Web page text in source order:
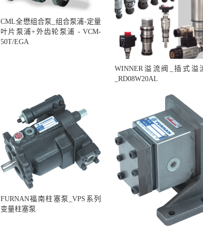
CML全懋组合泵_组合泵浦-定量
叶片泵浦+外齿轮泵浦 - VCM-
50T/EGA
WINNER溢流阀_插式溢
_RD08W20AL
FURNAN福南柱塞泵_VPS系列
变量柱塞泵